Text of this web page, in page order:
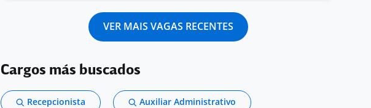
VER MAIS VAGAS RECENTES
Cargos más buscados
Recepcionista Auxiliar Administrativo